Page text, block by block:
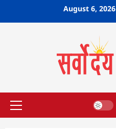
August 6, 2026
Primary